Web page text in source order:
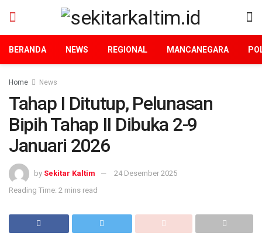
BERANDA NEWS REGIONAL MANCANEGARA
Home News
Tahap I Ditutup, Pelunasan
Bipih Tahap II Dibuka 2-9
Januari 2026
by Sekitar Kaltim
24 Desember 2025
Reading Time: 2 mins read